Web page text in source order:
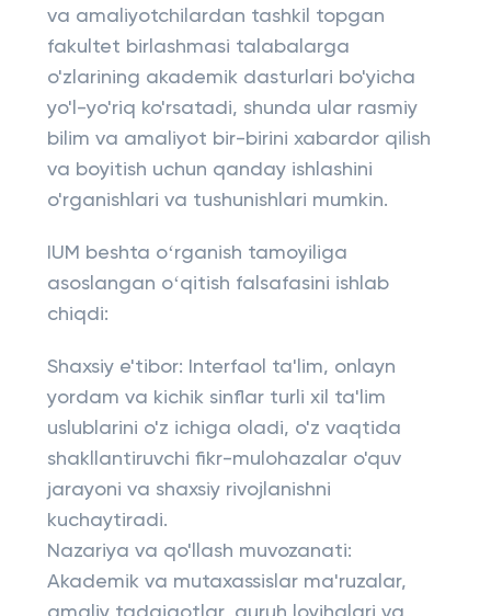
va amaliyotchilardan tashkil topgan
fakultet birlashmasi talabalarga
o'zlarining akademik dasturlari bo'yicha
yo'l-yo'riq ko'rsatadi, shunda ular rasmiy
bilim va amaliyot bir-birini xabardor qilish
va boyitish uchun qanday ishlashini
o'rganishlari va tushunishlari mumkin.
IUM beshta oʻrganish tamoyiliga
asoslangan oʻqitish falsafasini ishlab
chiqdi:
Shaxsiy e'tibor: Interfaol ta'lim, onlayn
yordam va kichik sinflar turli xil ta'lim
uslublarini o'z ichiga oladi, o'z vaqtida
shakllantiruvchi fikr-mulohazalar o'quv
jarayoni va shaxsiy rivojlanishni
kuchaytiradi.
Nazariya va qo'llash muvozanati:
Akademik va mutaxassislar ma'ruzalar,